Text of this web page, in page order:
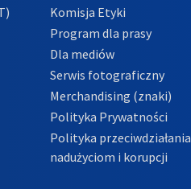
Komisja Etyki
Program dla prasy
Dla mediów
Serwis fotograficzny
Merchandising (znaki)
Polityka Prywatności
Polityka przeciwdziałania
nadużyciom i korupcji